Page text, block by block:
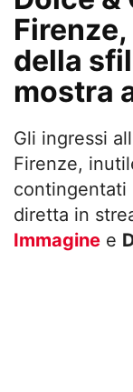
della
mostra
Gli ingressi
Firenze,
contingentati
diretta in
Immagine e